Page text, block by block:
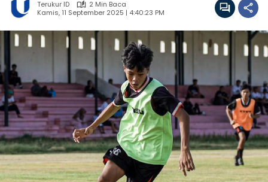
Terukur ID
2 Min Baca
Kamis, 11 September 2025 | 4:40:23 PM